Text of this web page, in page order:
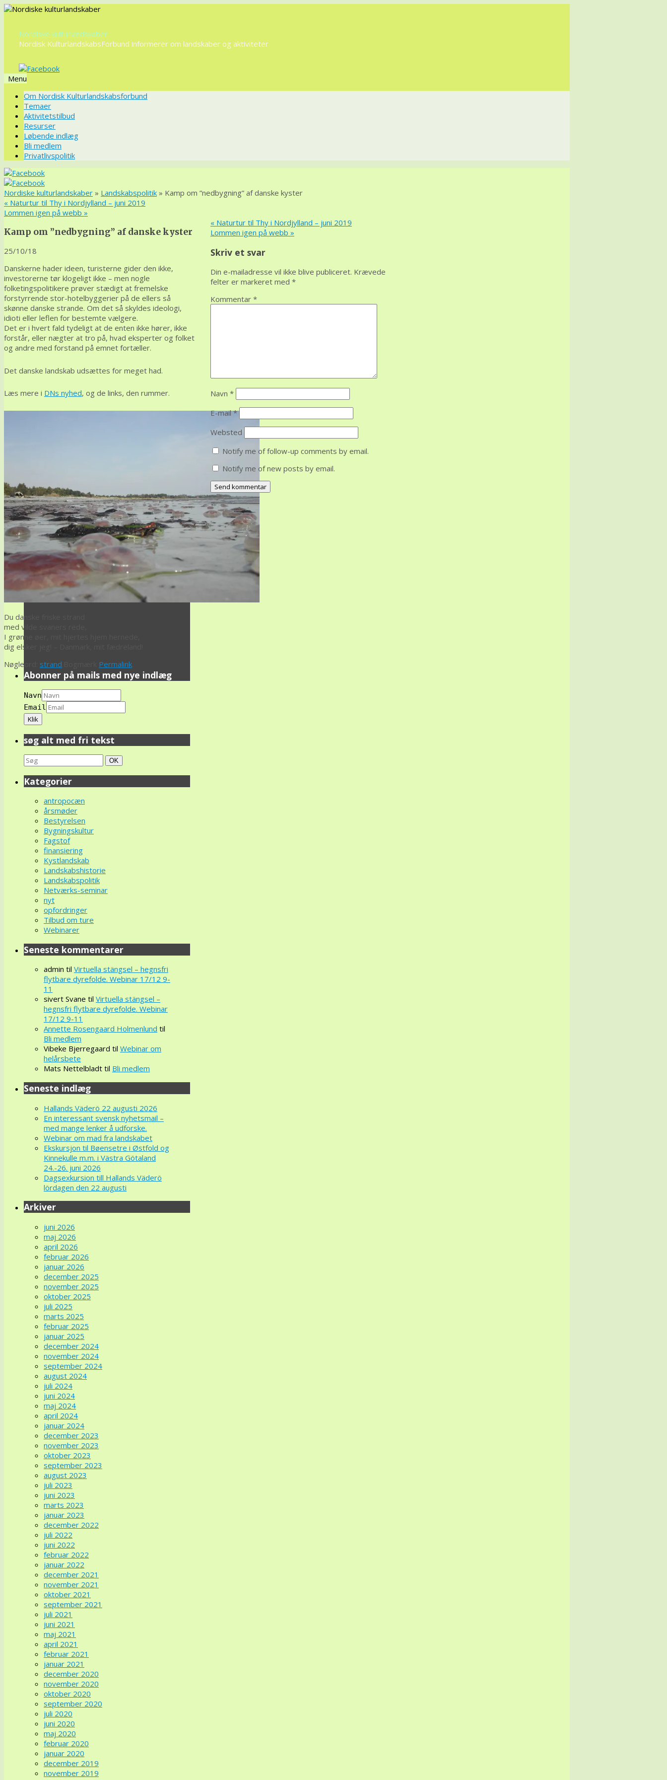
Nordiske kulturlandskaber
Nordisk KulturlandskabsForbund informerer om landskaber og aktiviteter
Menu
Videre
indhold
Om Nordisk Kulturlandskabsforbund
Temaer
Aktivitetstilbud
Resurser
Løbende indlæg
Bli medlem
Privatlivspolitik
Nordiske kulturlandskaber » Landskabspolitik » Kamp om ”nedbygning” af danske kyster
« Naturtur til Thy i Nordjylland – juni 2019
Lommen igen på webb »
Kamp om ”nedbygning” af danske kyster
25/10/18
Danskerne hader ideen, turisterne gider den ikke,
investorerne tør klogeligt ikke – men nogle
folketingspolitikere prøver stædigt at fremelske
forstyrrende stor-hotelbyggerier på de ellers så
skønne danske strande. Om det så skyldes ideologi,
idioti eller leflen for bestemte vælgere.
Det er i hvert fald tydeligt at de enten ikke hører, ikke
forstår, eller nægter at tro på, hvad eksperter og folket
og andre med forstand på emnet fortæller.
Det danske landskab udsættes for meget had.
Læs mere i DNs nyhed, og de links, den rummer.
Du danske friske strand
med vilde svaners rede,
I grønne øer, mit hjertes hjem hernede,
dig elsker jeg! – Danmark, mit fædreland!
Nøgleord: strand Permalink
« Naturtur til Thy i Nordjylland – juni 2019
Lommen igen på webb »
Skriv et svar
Din e-mailadresse vil ikke blive publiceret. Krævede
felter er markeret med *
Kommentar *
Navn *
E-mail*
Websted
Notify me of follow-up comments by email.
Notify me of new posts by email.
Abonner på mails med nye indlæg
Navn
Email
søg alt med fri tekst
Search
for:
Søg
OK
Kategorier
antropocæn
årsmøder
Bestyrelsen
Bygningskultur
Fagstof
finansiering
Kystlandskab
Landskabshistorie
Landskabspolitik
Netværks-seminar
nyt
opfordringer
Tilbud om ture
Webinarer
Seneste kommentarer
admin til Virtuella stängsel – hegnsfri
flytbare dyrefolde. Webinar 17/12 9-
11
sivert Svane til Virtuella stängsel –
hegnsfri flytbare dyrefolde. Webinar
17/12 9-11
Annette Rosengaard Holmenlund til
Bli medlem
Vibeke Bjerregaard til Webinar om
helårsbete
Mats Nettelbladt til Bli medlem
Seneste indlæg
Hallands Väderö 22 augusti 2026
En interessant svensk nyhetsmail –
med mange lenker å udforske.
Webinar om mad fra landskabet
Ekskursjon til Bøensetre i Østfold og
Kinnekulle m.m. i Västra Götaland
24.-26. juni 2026
Dagsexkursion till Hallands Väderö
lördagen den 22 augusti
Arkiver
juni 2026
maj 2026
april 2026
februar 2026
januar 2026
december 2025
november 2025
oktober 2025
juli 2025
marts 2025
februar 2025
januar 2025
december 2024
november 2024
september 2024
august 2024
juli 2024
juni 2024
maj 2024
april 2024
januar 2024
december 2023
november 2023
oktober 2023
september 2023
august 2023
juli 2023
juni 2023
marts 2023
januar 2023
december 2022
juli 2022
juni 2022
februar 2022
januar 2022
december 2021
november 2021
oktober 2021
september 2021
juli 2021
juni 2021
maj 2021
april 2021
februar 2021
januar 2021
december 2020
november 2020
oktober 2020
september 2020
juli 2020
juni 2020
maj 2020
februar 2020
januar 2020
december 2019
november 2019